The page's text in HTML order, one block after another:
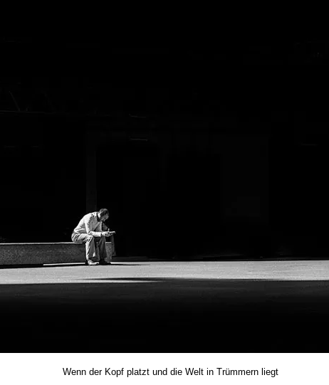
Wenn der Kopf platzt und die Welt in Trümmern liegt